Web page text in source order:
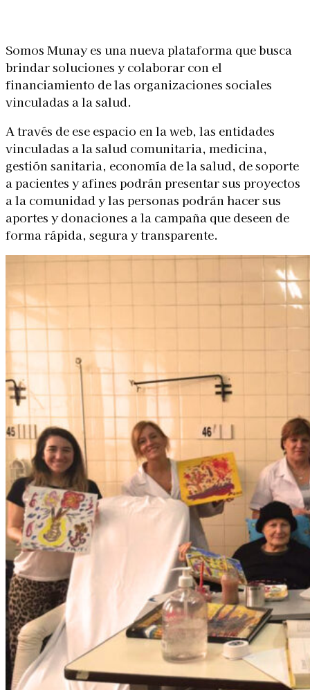
Somos Munay es una nueva plataforma que busca
brindar soluciones y colaborar con el
financiamiento de las organizaciones sociales
vinculadas a la salud.
A través de ese espacio en la web, las entidades
vinculadas a la salud comunitaria, medicina,
gestión sanitaria, economía de la salud, de soporte
a pacientes y afines podrán presentar sus proyectos
a la comunidad y las personas podrán hacer sus
aportes y donaciones a la campaña que deseen de
forma rápida, segura y transparente.